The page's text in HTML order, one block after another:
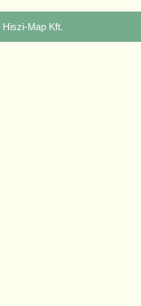
Hiszi-Map Kft.